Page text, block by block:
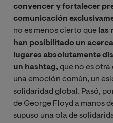
convencer y fortalecer
comunicación
no es menos cierto que las
han posibilitado un
lugares absolutamente
un hashtag,que no es otra
una emoción común, un
solidaridad global. Pasó,
de George Floyd a manos
supuso una ola de